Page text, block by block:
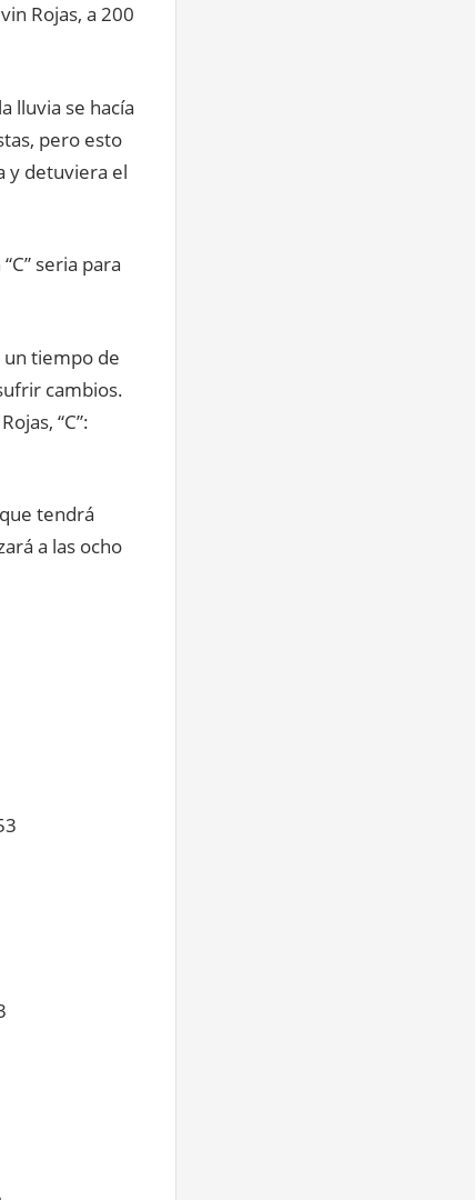
Rojas, a 200
lluvia se hacía
pero esto
y detuviera el
seria para
un tiempo de
cambios.
“C”:
tendrá
a las ocho